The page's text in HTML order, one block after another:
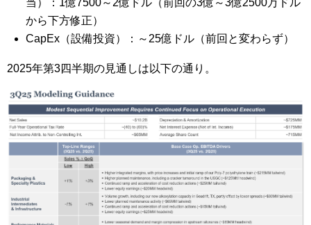
から下方修正）
CapEx（設備投資）：～25億ドル（前回と変わらず）
2025年第3四半期の見通しは以下の通り。